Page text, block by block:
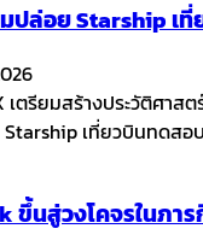
ปล่อย Starship
ตรียมสร้างประวัติศาส
เที่ยวบินทดสอ
ขึ้นสู่วงโคจรในภา